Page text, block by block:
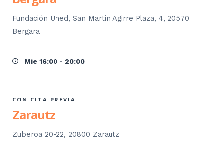
Fundación Uned, San Martin Agirre Plaza, 4, 20570
Bergara
Mie 16:00 - 20:00
CON CITA PREVIA
Zarautz
Zuberoa 20-22, 20800 Zarautz